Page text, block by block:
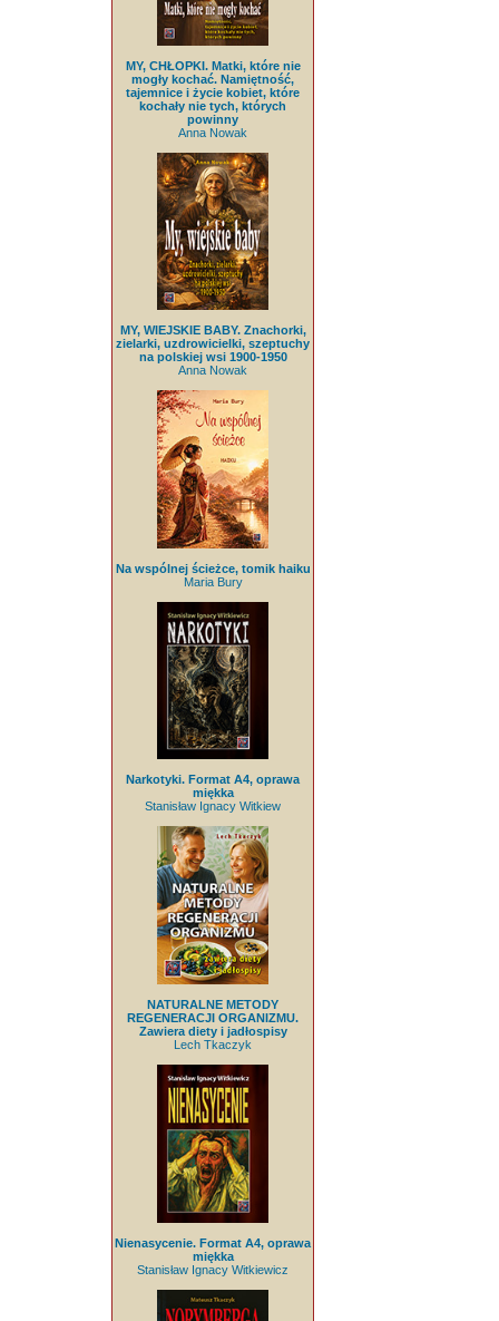
MY, CHŁOPKI. Matki, które nie
mogły kochać. Namiętność,
tajemnice i życie kobiet, które
kochały nie tych, których
powinny
Anna Nowak
MY, WIEJSKIE BABY. Znachorki,
zielarki, uzdrowicielki, szeptuchy
na polskiej wsi 1900-1950
Anna Nowak
Na wspólnej ścieżce, tomik haiku
Maria Bury
Narkotyki. Format A4, oprawa
miękka
Stanisław Ignacy Witkiew
NATURALNE METODY
REGENERACJI ORGANIZMU.
Zawiera diety i jadłospisy
Lech Tkaczyk
Nienasycenie. Format A4, oprawa
miękka
Stanisław Ignacy Witkiewicz